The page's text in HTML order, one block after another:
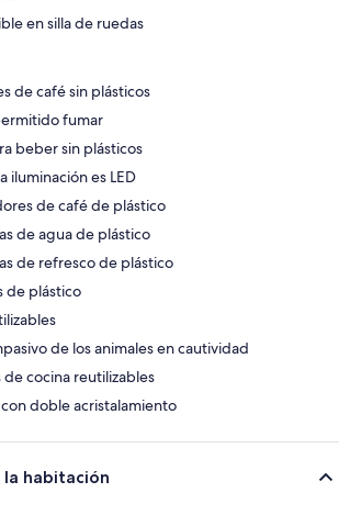
en silla de ruedas
de café sin plásticos
fumar
beber sin plásticos
iluminación es LED
de café de plástico
de agua de plástico
de refresco de plástico
de plástico
de los animales en cautividad
de cocina reutilizables
doble acristalamiento
habitación